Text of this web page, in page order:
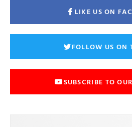
LIKE US ON
FOLLOW US ON
SUBSCRIBE TO